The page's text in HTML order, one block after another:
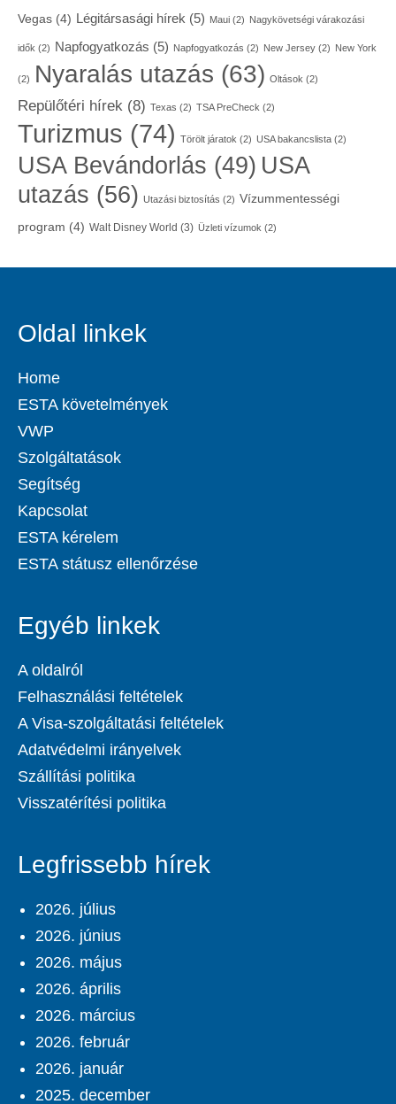
Vegas (4) Légitársasági hírek (5) Maui (2) Nagykövetségi várakozási
idők (2) Napfogyatkozás (5) Napfogyatkozás (2) New Jersey (2) New York
(2) Nyaralás utazás (63) Oltások (2)
Repülőtéri hírek (8) Texas (2) TSA PreCheck (2)
Turizmus (74) Törölt járatok (2) USA bakancslista (2)
USA Bevándorlás (49) USA
utazás (56) Utazási biztosítás (2) Vízummentességi
program (4) Walt Disney World (3) Üzleti vízumok (2)
Oldal linkek
Home
ESTA követelmények
VWP
Szolgáltatások
Segítség
Kapcsolat
ESTA kérelem
ESTA státusz ellenőrzése
Egyéb linkek
A oldalról
Felhasználási feltételek
A Visa-szolgáltatási feltételek
Adatvédelmi irányelvek
Szállítási politika
Visszatérítési politika
Legfrissebb hírek
2026. július
2026. június
2026. május
2026. április
2026. március
2026. február
2026. január
2025. december